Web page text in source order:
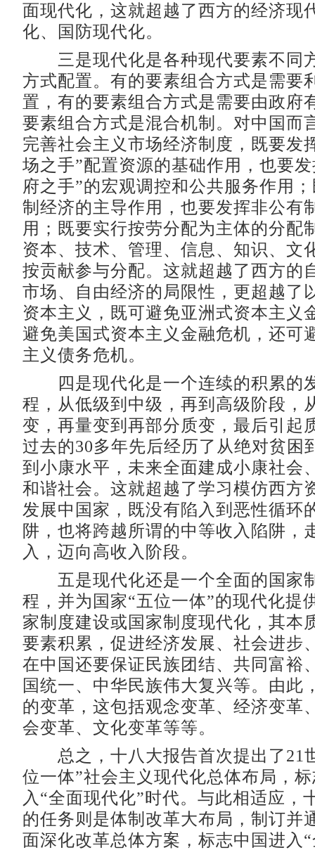
面现代化，这就超越了西方的经济现
化、国防现代化。
三是现代化是各种现代要素不同
方式配置。有的要素组合方式是需要
置，有的要素组合方式是需要由政府
要素组合方式是混合机制。对中国而
完善社会主义市场经济制度，既要发
场之手”配置资源的基础作用，也要
府之手”的宏观调控和公共服务作用
制经济的主导作用，也要发挥非公有
用；既要实行按劳分配为主体的分配
资本、技术、管理、信息、知识、文
按贡献参与分配。这就超越了西方的
市场、自由经济的局限性，更超越了
资本主义，既可避免亚洲式资本主义
避免美国式资本主义金融危机，还可
主义债务危机。
四是现代化是一个连续的积累的
程，从低级到中级，再到高级阶段，
变，再量变到再部分质变，最后引起
过去的30多年先后经历了从绝对贫困
到小康水平，未来全面建成小康社会
和谐社会。这就超越了学习模仿西方
发展中国家，既没有陷入到恶性循环
阱，也将跨越所谓的中等收入陷阱，
入，迈向高收入阶段。
五是现代化还是一个全面的国家
程，并为国家“五位一体”的现代化提
家制度建设或国家制度现代化，其本
要素积累，促进经济发展、社会进步
在中国还要保证民族团结、共同富裕
国统一、中华民族伟大复兴等。由此
的变革，这包括观念变革、经济变革
会变革、文化变革等等。
总之，十八大报告首次提出了21
位一体”社会主义现代化总体布局，
入“全面现代化”时代。与此相适应，
的任务则是体制改革大布局，制订并
面深化改革总体方案，标志中国进入